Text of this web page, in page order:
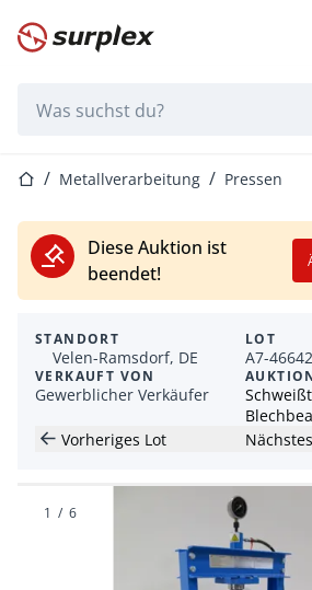
Startseite
StartseiteMetallverarbeitung Pressen
Diese Auktion ist
beendet!
STANDORT
Velen-Ramsdorf, DE
VERKAUFT VON
Gewerblicher Verkäufer
LOT
A7-
Vorheriges Lot
1 / 6